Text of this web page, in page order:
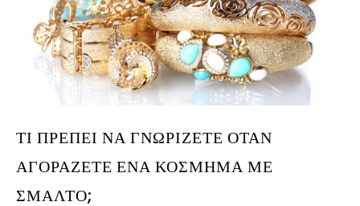
ΤΙ ΠΡΈΠΕΙ ΝΑ ΓΝΩΡΊΖΕΤΕ ΌΤΑΝ
ΑΓΟΡΆΖΕΤΕ ΈΝΑ ΚΌΣΜΗΜΑ ΜΕ
ΣΜΆΛΤΟ;